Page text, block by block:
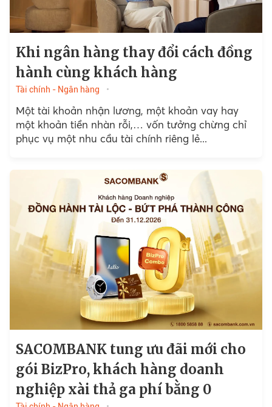
Khi ngân hàng thay đổi cách đồng
hành cùng khách hàng
Tài chính - Ngân hàng
Một tài khoản nhận lương, một khoản vay hay
một khoản tiền nhàn rỗi,… vốn tưởng chừng chỉ
phục vụ một nhu cầu tài chính riêng lẻ...
SACOMBANK tung ưu đãi mới cho
gói BizPro, khách hàng doanh
nghiệp xài thả ga phí bằng 0